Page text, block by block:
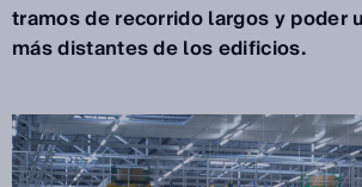
tramos de recorrido largos y poder
más distantes de los edificios.